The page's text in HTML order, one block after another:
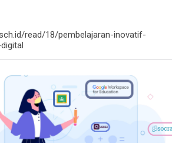
read/18/pembelajaran-inovatif-